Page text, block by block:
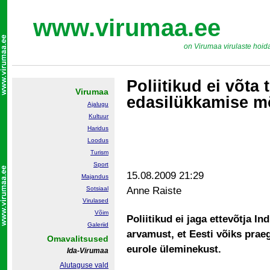
www.virumaa.ee
on Virumaa virulaste
Poliitikud ei võta
edasilükkamise
15.08.2009 21:29
Anne Raiste
Poliitikud ei jaga ettevõtja
arvamust, et Eesti võiks
eurole üleminekust.
Virumaa
Ajalugu
Kultuur
Haridus
Loodus
Turism
Sport
Majandus
Sotsiaal
Virulased
Võim
Galeriid
Omavalitsused
Ida-Virumaa
Alutaguse vald